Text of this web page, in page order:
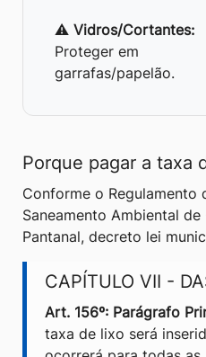
⚠️ Vidros/Cortantes:
Proteger em
garrafas/papelão.
Porque pagar a taxa
Conforme o Regulamento
Saneamento Ambiental
Pantanal, decreto lei
CAPÍTULO VII -
Art. 156º: Parágrafo
taxa de lixo será